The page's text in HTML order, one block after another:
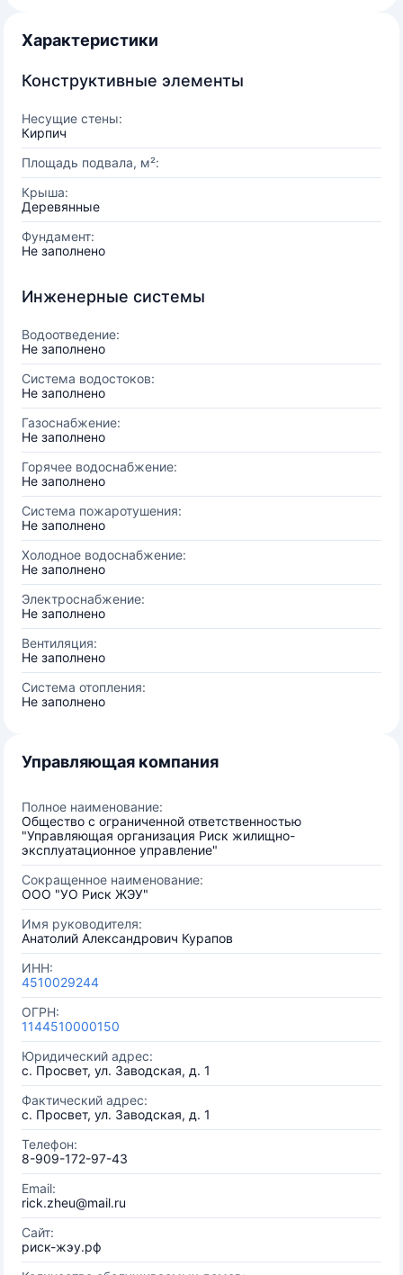
Характеристики
Конструктивные элементы
Несущие стены:
Кирпич
Площадь подвала, м²:
Крыша:
Деревянные
Фундамент:
Не заполнено
Инженерные системы
Водоотведение:
Не заполнено
Система водостоков:
Не заполнено
Газоснабжение:
Не заполнено
Горячее водоснабжение:
Не заполнено
Система пожаротушения:
Не заполнено
Холодное водоснабжение:
Не заполнено
Электроснабжение:
Не заполнено
Вентиляция:
Не заполнено
Система отопления:
Не заполнено
Управляющая компания
Полное наименование:
Общество с ограниченной ответственностью
"Управляющая организация Риск жилищно-
эксплуатационное управление"
Сокращенное наименование:
ООО "УО Риск ЖЭУ"
Имя руководителя:
Анатолий Александрович Курапов
ИНН:
4510029244
ОГРН:
1144510000150
Юридический адрес:
с. Просвет, ул. Заводская, д. 1
Фактический адрес:
с. Просвет, ул. Заводская, д. 1
Телефон:
8-909-172-97-43
Email:
rick.zheu@mail.ru
Сайт:
риск-жэу.рф